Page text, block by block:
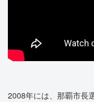
2008年には、那覇市長